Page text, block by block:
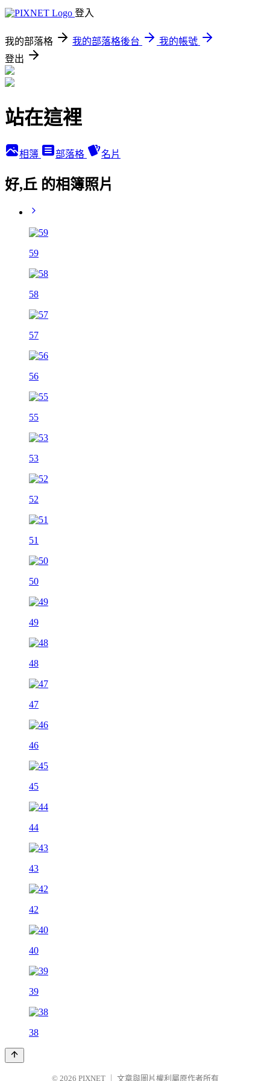
登入
我的部落格 我的部落格後台
我的帳號
登出
站在這裡
相簿 部落格 名片
好,丘 的相簿照片
59
58
57
56
55
53
52
51
50
49
48
47
46
45
44
43
42
40
39
38
© 2026 PIXNET 文章與圖片權利屬原作者所有